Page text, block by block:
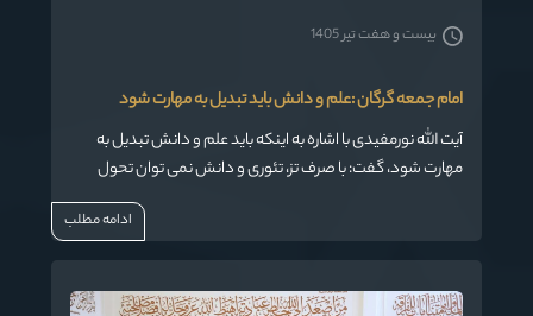
امام جمعه گرگان :علم و دانش باید تبدیل به مهارت شود
آیت الله نورمفیدی با اشاره به اینکه باید علم و دانش تبدیل به
مهارت شود، گفت: با صرف تز، تئوری و دانش نمی توان تحول
بیست و هفت تیر 1405
ادامه مطلب